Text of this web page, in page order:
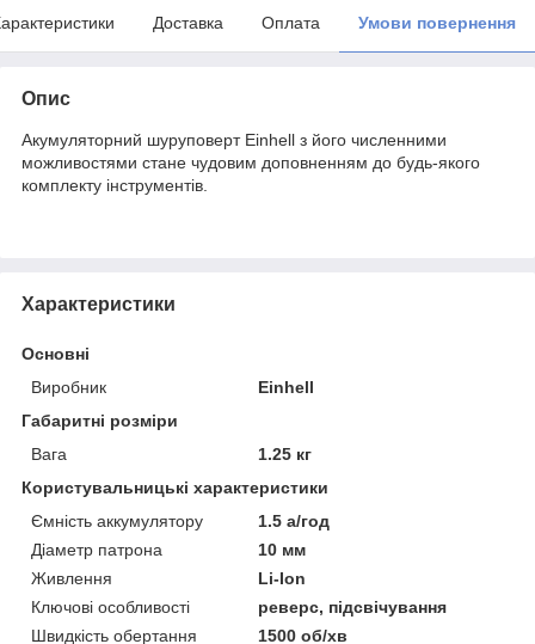
Доставка Оплата Умови повернення
Опис
Акумуляторний шуруповерт Einhell з його численними
можливостями стане чудовим доповненням до будь-якого
комплекту інструментів.
Характеристики
Основні
Виробник
Einhell
Габаритні розміри
Вага
1.25 кг
Користувальницькі характеристики
Ємність аккумулятору
1.5 а/год
Діаметр патрона
10 мм
Живлення
Li-Ion
Ключові особливості
реверс, підсвічування
Швидкість обертання
1500 об/хв